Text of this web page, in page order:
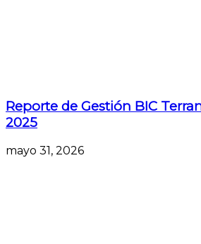
Reporte de Gestión BIC
2025
mayo 31, 2026